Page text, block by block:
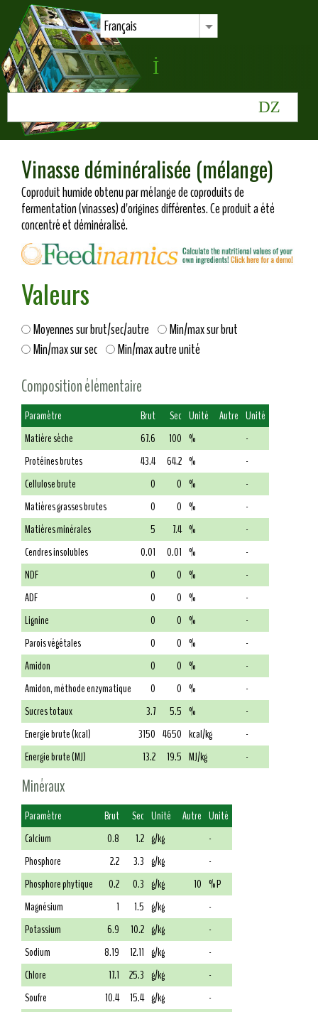
Français
Vinasse déminéralisée (mélange)
Coproduit humide obtenu par mélange de coproduits de
fermentation (vinasses) d'origines différentes. Ce produit a été
concentré et déminéralisé.
Valeurs
Moyennes sur brut/sec/autre
Min/max sur brut
Min/max sur sec
Min/max autre unité
Composition élémentaire
Paramètre Brut Sec Unité Autre Unité
Matière sèche
67.6 100 %
-
Protéines brutes
43.4 64.2 %
-
Cellulose brute
0 0 %
-
Matières grasses brutes
0 0 %
-
Matières minérales
5 7.4 %
-
Cendres insolubles
0.01 0.01 %
-
NDF
0 0 %
-
ADF
0 0 %
-
Lignine
0 0 %
-
Parois végétales
0 0 %
-
Amidon
0 0 %
-
Amidon, méthode enzymatique
0 0 %
-
Sucres totaux
3.7 5.5 %
-
Energie brute (kcal)
3150 4650 kcal/kg
-
Energie brute (MJ)
13.2 19.5 MJ/kg -
Minéraux
Paramètre Brut Sec Unité Autre Unité
Calcium
0.8 1.2 g/kg
-
Phosphore
2.2 3.3 g/kg
-
Phosphore phytique
0.2 0.3 g/kg 10 % P
Magnésium
1 1.5 g/kg
-
Potassium
6.9 10.2 g/kg
-
Sodium
8.19 12.11 g/kg
-
Chlore
17.1 25.3 g/kg
-
Soufre
10.4 15.4 g/kg
-